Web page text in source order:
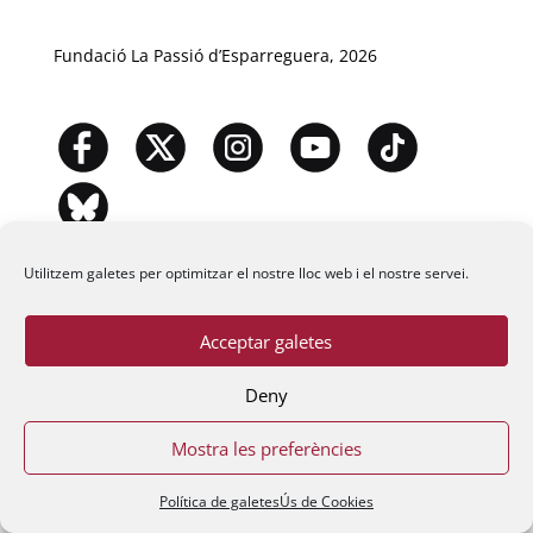
Utilitzem galetes per optimitzar el nostre lloc web i el nostre servei.
Acceptar galetes
Deny
Mostra les preferències
Política de galetesÚs de Cookies
Fundació La Passió d’Esparreguera, 2026